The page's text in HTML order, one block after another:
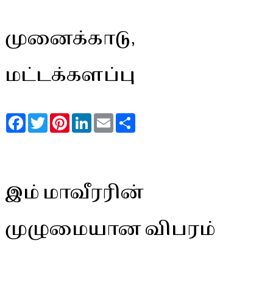
முனைக்காடு,
மட்டக்களப்பு
FacebookTwitterPinterestLinkedInEmail
இம் மாவீரரின்
முழுமையான விபரம்